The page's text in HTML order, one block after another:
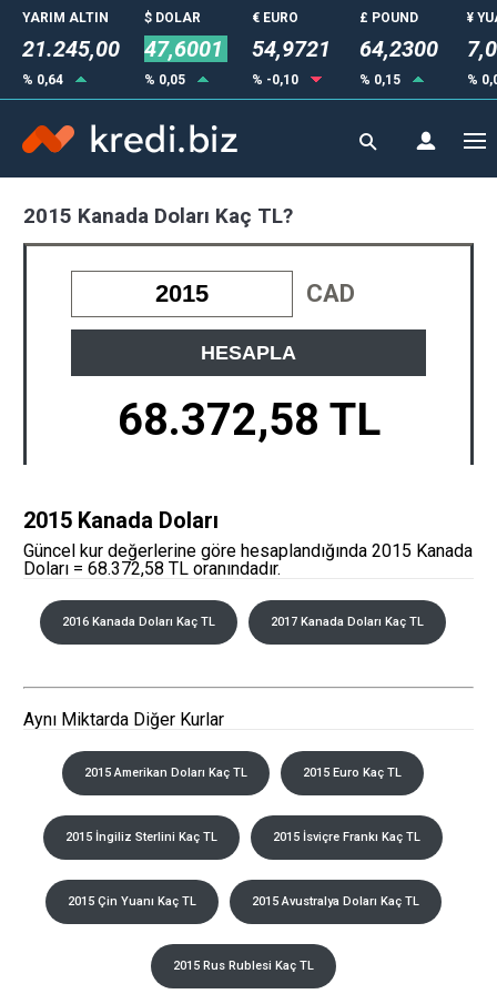
YARIM ALTIN
21.245,00
% 0,64
$ DOLAR
47,6001
% 0,05
€ EURO
54,9721
% -0,10
£ POUND
64,2300
% 0,15
¥
%
2015 Kanada Doları Kaç TL?
CAD
HESAPLA
68.372,58 TL
2015 Kanada Doları
Güncel kur değerlerine göre hesaplandığında 2015 Kanada
Doları = 68.372,58 TL oranındadır.
2016 Kanada Doları Kaç TL 2017 Kanada Doları Kaç TL
Aynı Miktarda Diğer Kurlar
2015 Amerikan Doları Kaç TL 2015 Euro Kaç TL
2015 İngiliz Sterlini Kaç TL 2015 İsviçre Frankı Kaç TL
2015 Çin Yuanı Kaç TL 2015 Avustralya Doları Kaç TL
2015 Rus Rublesi Kaç TL